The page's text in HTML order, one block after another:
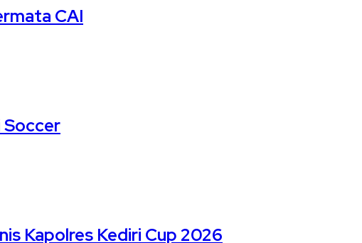
CAI
Soccer
Kapolres Kediri Cup 2026